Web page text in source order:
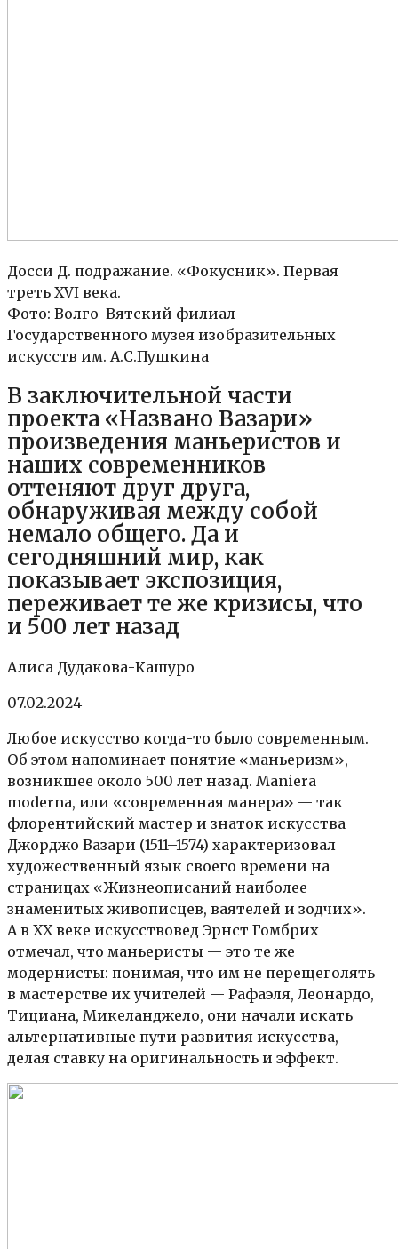
Досси Д. подражание. «Фокусник». Первая
треть XVI века.
Фото: Волго-Вятский филиал
Государственного музея изобразительных
искусств им. А.С.Пушкина
В заключительной части
проекта «Названо Вазари»
произведения маньеристов и
наших современников
оттеняют друг друга,
обнаруживая между собой
немало общего. Да и
сегодняшний мир, как
показывает экспозиция,
переживает те же кризисы, что
и 500 лет назад
Алиса Дудакова-Кашуро
07.02.2024
Любое искусство когда-то было современным.
Об этом напоминает понятие «маньеризм»,
возникшее около 500 лет назад. Maniera
moderna, или «современная манера» — так
флорентийский мастер и знаток искусства
Джорджо Вазари (1511–1574) характеризовал
художественный язык своего времени на
страницах «Жизнеописаний наиболее
знаменитых живописцев, ваятелей и зодчих».
А в XX веке искусствовед Эрнст Гомбрих
отмечал, что маньеристы — это те же
модернисты: понимая, что им не перещеголять
в мастерстве их учителей — Рафаэля, Леонардо,
Тициана, Микеланджело, они начали искать
альтернативные пути развития искусства,
делая ставку на оригинальность и эффект.